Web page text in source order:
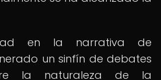
en la narrativa de
un sinfín de debates
la naturaleza de la